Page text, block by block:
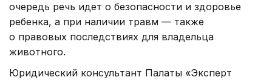
очередь речь идет о безопасности и здоровье
ребенка, а при наличии травм — также
о правовых последствиях для владельца
животного.
Юридический консультант Палаты «Эксперт